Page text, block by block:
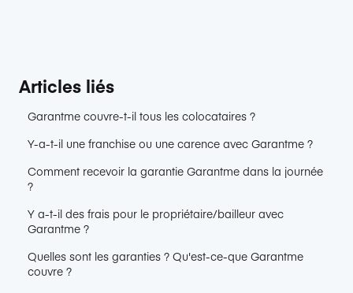
Articles liés
Garantme couvre-t-il tous les colocataires ?
Y-a-t-il une franchise ou une carence avec Garantme ?
Comment recevoir la garantie Garantme dans la journée
?
Y a-t-il des frais pour le propriétaire/bailleur avec
Garantme ?
Quelles sont les garanties ? Qu'est-ce-que Garantme
couvre ?